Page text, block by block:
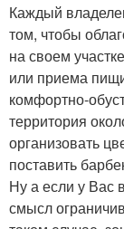
Каждый
том, чтобы
на своем
или приема
комфортно-
территория
организовать
поставить
Ну а если у Вас
смысл